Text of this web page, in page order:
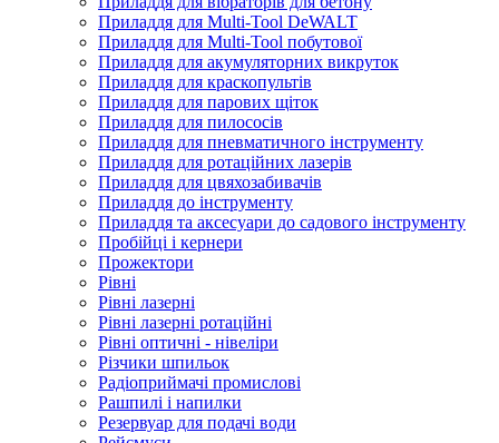
Приладдя для Multi-Tool DeWALT
Приладдя для Multi-Tool побутової
Приладдя для акумуляторних викруток
Приладдя для краскопультів
Приладдя для парових щіток
Приладдя для пилососів
Приладдя для пневматичного інструменту
Приладдя для ротаційних лазерів
Приладдя для цвяхозабивачів
Приладдя до інструменту
Приладдя та аксесуари до садового інструменту
Пробійці і кернери
Прожектори
Рівні
Рівні лазерні
Рівні лазерні ротаційні
Рівні оптичні - нівеліри
Різчики шпильок
Радіоприймачі промислові
Рашпилі і напилки
Резервуар для подачі води